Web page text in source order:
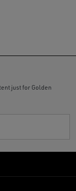
just for Golden